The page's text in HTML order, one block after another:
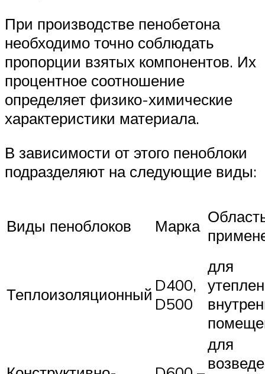
При производстве пенобетона
необходимо точно соблюдать
пропорции взятых компонентов. Их
процентное соотношение
определяет физико-химические
характеристики материала.
В зависимости от этого пеноблоки
подразделяют на следующие виды:
Виды пеноблоков Марка
Теплоизоляционный D400,
D500
для
для